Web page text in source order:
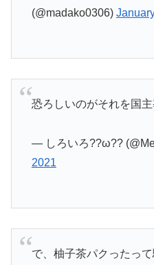
(@madako0306)
恐ろしいのがそれを国
— しろいろ??ω??
2021
で、柚子茶パクったっ